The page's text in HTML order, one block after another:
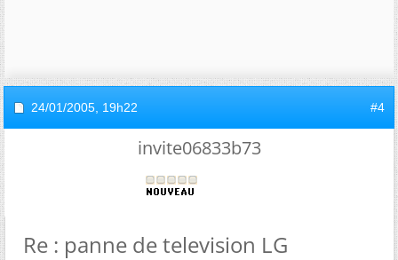
24/01/2005, 19h22 #4
invite06833b73
Re : panne de television LG